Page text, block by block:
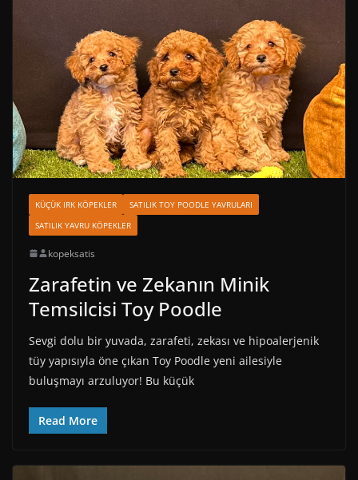
KÜÇÜK IRK KÖPEKLER
SATILIK TOY POODLE YAVRULARI
SATILIK YAVRU KÖPEKLER
kopeksatis
Zarafetin ve Zekanın Minik
Temsilcisi Toy Poodle
Sevgi dolu bir yuvada, zarafeti, zekası ve hipoalerjenik
tüy yapısıyla öne çıkan Toy Poodle yeni ailesiyle
buluşmayı arzuluyor! Bu küçük
Read More